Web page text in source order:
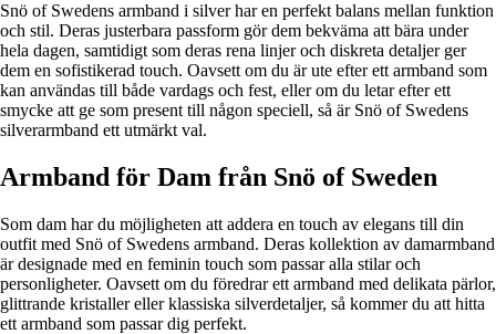
Snö of Swedens armband i silver har en perfekt balans mellan funktion
och stil. Deras justerbara passform gör dem bekväma att bära under
hela dagen, samtidigt som deras rena linjer och diskreta detaljer ger
dem en sofistikerad touch. Oavsett om du är ute efter ett armband som
kan användas till både vardags och fest, eller om du letar efter ett
smycke att ge som present till någon speciell, så är Snö of Swedens
silverarmband ett utmärkt val.
Armband för Dam från Snö of Sweden
Som dam har du möjligheten att addera en touch av elegans till din
outfit med Snö of Swedens armband. Deras kollektion av damarmband
är designade med en feminin touch som passar alla stilar och
personligheter. Oavsett om du föredrar ett armband med delikata pärlor,
glittrande kristaller eller klassiska silverdetaljer, så kommer du att hitta
ett armband som passar dig perfekt.